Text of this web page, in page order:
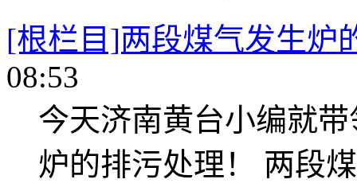
[根栏目]两段煤气发生炉
08:53
今天济南黄台小编就
炉的排污处理！ 两段